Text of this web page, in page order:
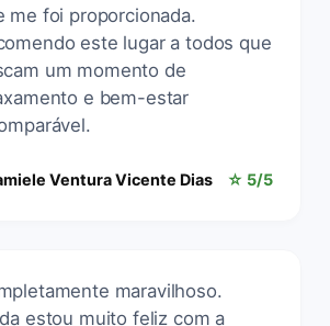
me foi proporcionada.
este lugar a todos que
um momento de
e bem-estar
Ventura Vicente Dias ☆ 5/5
maravilhoso.
estou muito feliz com a